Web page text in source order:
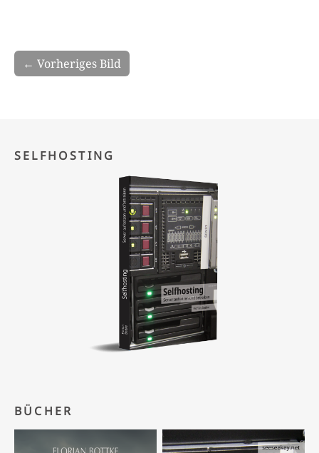
← Vorheriges Bild
SELFHOSTING
BÜCHER